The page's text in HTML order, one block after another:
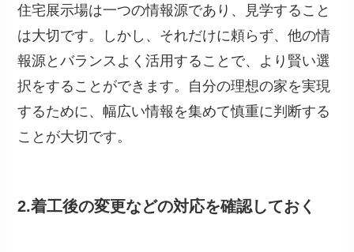
住宅展示場は一つの情報源であり、見学すること
は大切です。しかし、それだけに頼らず、他の情
報源とバランスよく活用することで、より賢い選
択をすることができます。自分の理想の家を実現
するために、幅広い情報を集めて慎重に判断する
ことが大切です。
2.着工後の変更などの対応を確認しておく